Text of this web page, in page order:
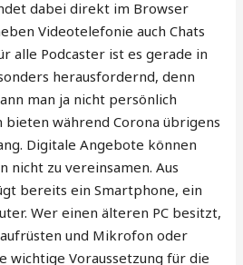
dabei direkt im Browser
Videotelefonie auch Chats
alle Podcaster ist es gerade in
herausfordernd, denn
man ja nicht persönlich
bieten während Corona übrigens
Digitale Angebote können
nicht zu vereinsamen. Aus
bereits ein Smartphone, ein
Wer einen älteren PC besitzt,
und Mikrofon oder
wichtige Voraussetzung für die